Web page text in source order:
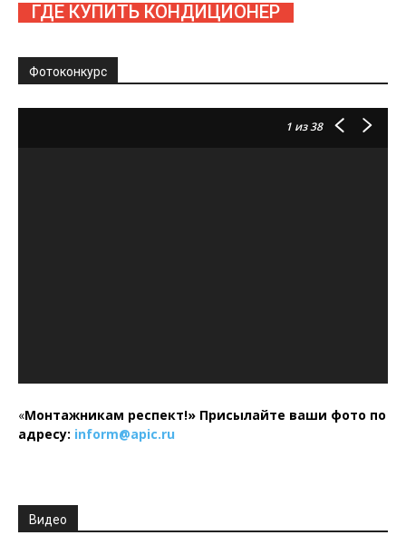
ГДЕ КУПИТЬ КОНДИЦИОНЕР
Фотоконкурс
1 из 38
«Монтажникам респект!» Присылайте ваши фото по
адресу: inform@apic.ru
Видео